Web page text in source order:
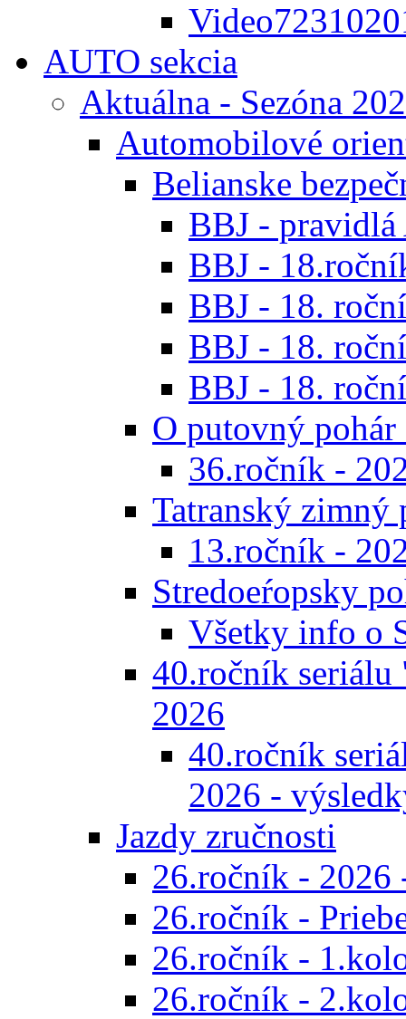
AUTO sekcia
Aktuálna - Sezóna
Automobilové
Belianske
BBJ - pravidlá
BBJ -
BBJ - 18.
BBJ - 18.
BBJ - 18.
O putovný
36.ročník -
Tatranský zimný
13.ročník -
Stredoeŕopsky
Všetky info o
40.ročník
2026
40.ročník
2026 -
Jazdy zručnosti
26.ročník - 2026
26.ročník -
26.ročník -
26.ročník -